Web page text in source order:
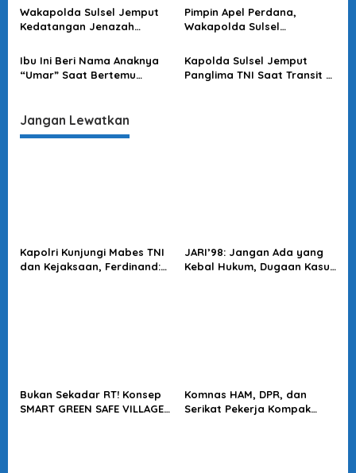
s
AU Sultan Hasanuddin
Wakapolda Sulsel Jemput
Kedatangan Jenazah
Sultan Hasanuddin
Pimpin Apel Perdana,
Wakapolda Sulsel
Ibu Ini Beri Nama Anaknya
“Umar” Saat Bertemu
Kapolda Sulsel Jemput
Panglima TNI Saat Transit Di
Jangan Lewatkan
Kapolri Kunjungi Mabes TNI
dan Kejaksaan, Ferdinand:
JARI’98: Jangan Ada yang
Kebal Hukum, Dugaan Kasus
Bukan Sekadar RT! Konsep
SMART GREEN SAFE VILLAGE
Komnas HAM, DPR, dan
Serikat Pekerja Kompak